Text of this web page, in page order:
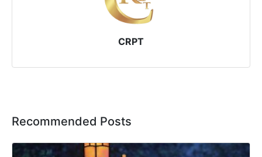
CRPT
Recommended Posts